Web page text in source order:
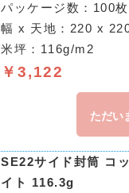
パッケージ数：100枚
幅 x 天地：220 x
米坪：116g/m2
￥3,122
ただい
SE22サイド封筒 コ
イト 116.3g